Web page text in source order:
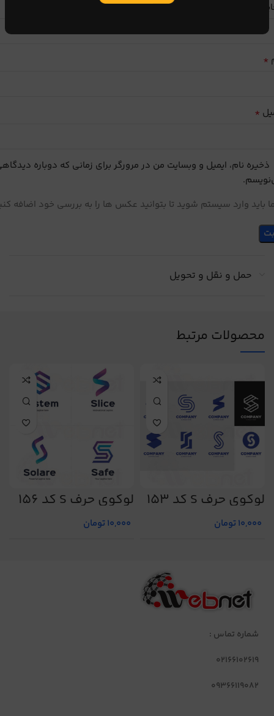
*
*
ذخیره نام، ایمیل و وبسایت من در مرورگر برای زمانی که دوباره
باید وارد سیستم شوید تا بتوانید عکس ها را به بررسی خود اضافه
حمل و نقل و تحویل
محصولات مرتبط
لوگوی حرف S کد 153
10,000تومان
لوگوی حرف S کد 156
10,000تومان
شماره تماس :
02166102619
09366119082